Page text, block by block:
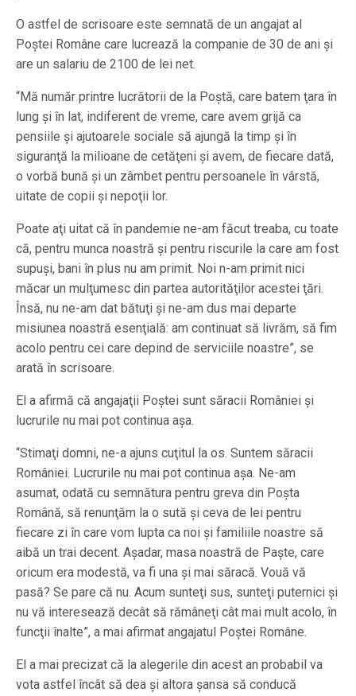
O astfel de scrisoare este semnată de un angajat al
Poştei Române care lucrează la companie de 30 de ani şi
are un salariu de 2100 de lei net.
“Mă număr printre lucrătorii de la Poştă, care batem ţara în
lung şi în lat, indiferent de vreme, care avem grijă ca
pensiile şi ajutoarele sociale să ajungă la timp şi în
siguranţă la milioane de cetăţeni şi avem, de fiecare dată,
o vorbă bună şi un zâmbet pentru persoanele în vârstă,
uitate de copii şi nepoţii lor.
Poate aţi uitat că în pandemie ne-am făcut treaba, cu toate
că, pentru munca noastră şi pentru riscurile la care am fost
supuşi, bani în plus nu am primit. Noi n-am primit nici
măcar un mulţumesc din partea autorităţilor acestei ţări.
Însă, nu ne-am dat bătuţi şi ne-am dus mai departe
misiunea noastră esenţială: am continuat să livrăm, să fim
acolo pentru cei care depind de serviciile noastre”, se
arată în scrisoare.
El a afirmă că angajaţii Poştei sunt săracii României şi
lucrurile nu mai pot continua aşa.
“Stimaţi domni, ne-a ajuns cuţitul la os. Suntem săracii
României. Lucrurile nu mai pot continua aşa. Ne-am
asumat, odată cu semnătura pentru greva din Poşta
Română, să renunţăm la o sută şi ceva de lei pentru
fiecare zi în care vom lupta ca noi şi familiile noastre să
aibă un trai decent. Aşadar, masa noastră de Paşte, care
oricum era modestă, va fi una şi mai săracă. Vouă vă
pasă? Se pare că nu. Acum sunteţi sus, sunteţi puternici şi
nu vă interesează decât să rămâneţi cât mai mult acolo, în
funcţii înalte”, a mai afirmat angajatul Poştei Române.
El a mai precizat că la alegerile din acest an probabil va
vota astfel încât să dea şi altora şansa să conducă